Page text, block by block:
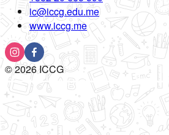
ic@iccg.edu.me
www.iccg.me
©2026ICCG